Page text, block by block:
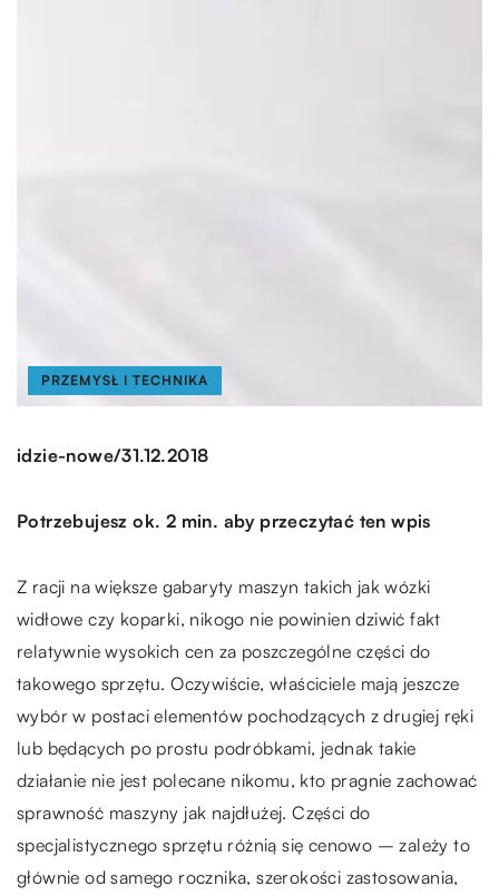
PRZEMYSŁ I TECHNIKA
idzie-nowe/31.12.2018
Potrzebujesz ok. 2 min. aby przeczytać ten wpis
Z racji na większe gabaryty maszyn takich jak wózki
widłowe czy koparki, nikogo nie powinien dziwić fakt
relatywnie wysokich cen za poszczególne części do
takowego sprzętu. Oczywiście, właściciele mają jeszcze
wybór w postaci elementów pochodzących z drugiej ręki
lub będących po prostu podróbkami, jednak takie
działanie nie jest polecane nikomu, kto pragnie zachować
sprawność maszyny jak najdłużej. Części do
specjalistycznego sprzętu różnią się cenowo – zależy to
głównie od samego rocznika, szerokości zastosowania,